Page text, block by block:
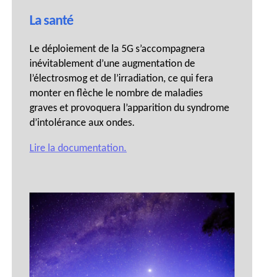
La santé
Le déploiement de la 5G s’accompagnera
inévitablement d’une augmentation de
l’électrosmog et de l’irradiation, ce qui fera
monter en flèche le nombre de maladies
graves et provoquera l’apparition du syndrome
d’intolérance aux ondes.
Lire la documentation.